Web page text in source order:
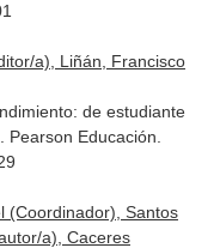
a), Liñán, Francisco
de estudiante
Educación.
(Coordinador), Santos
a), Caceres